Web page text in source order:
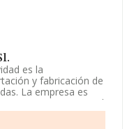
es la
y fabricación de
La empresa es
4639 - 'Comercio al
alimenticios,